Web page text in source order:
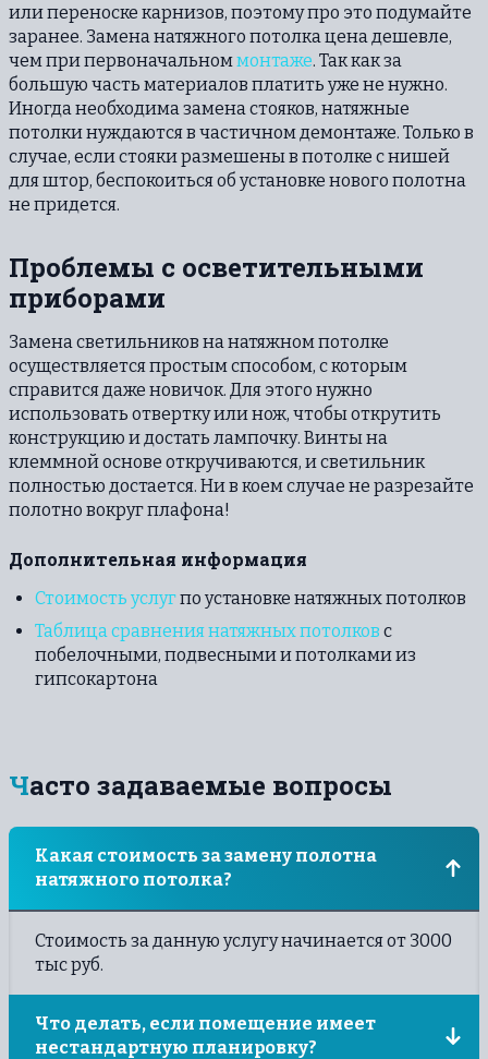
или переноске карнизов, поэтому про это подумайте
заранее. Замена натяжного потолка цена дешевле,
чем при первоначальноммонтаже. Так как за
большую часть материалов платить уже не нужно.
Иногда необходима замена стояков, натяжные
потолки нуждаются в частичном демонтаже. Только в
случае, если стояки размешены в потолке с нишей
для штор, беспокоиться об установке нового полотна
не придется.
Проблемы с осветительными
приборами
Замена светильников на натяжном потолке
осуществляется простым способом, с которым
справится даже новичок. Для этого нужно
использовать отвертку или нож, чтобы открутить
конструкцию и достать лампочку. Винты на
клеммной основе откручиваются, и светильник
полностью достается. Ни в коем случае не разрезайте
полотно вокруг плафона!
Дополнительная информация
Стоимость услугпо установке натяжных потолков
Таблица сравнения натяжных потолков с
побелочными, подвесными и потолками из
гипсокартона
Часто задаваемые вопросы
Какая стоимость за замену полотна
натяжного потолка?
Стоимость за данную услугу начинается от 3000
тыс руб.
Что делать, если помещение имеет
нестандартную планировку?